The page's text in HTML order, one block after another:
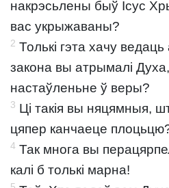
накрэсьлены быў Ісус
вас укрыжаваны?
2 Толькі гэта хачу ведаць
закона вы атрымалі Духа,
настаўленьне ў веры?
3 Ці такія вы няцямныя,
цяпер канчаеце
4 Так многа вы
калі б толькі марна!